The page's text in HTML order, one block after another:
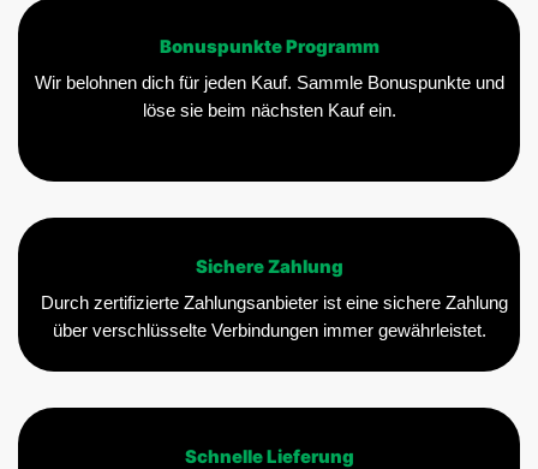
Bonuspunkte Programm
Wir belohnen dich für jeden Kauf. Sammle Bonuspunkte und
löse sie beim nächsten Kauf ein.
Sichere Zahlung
Durch zertifizierte Zahlungsanbieter ist eine sichere Zahlung
über verschlüsselte Verbindungen immer gewährleistet.
Schnelle Lieferung